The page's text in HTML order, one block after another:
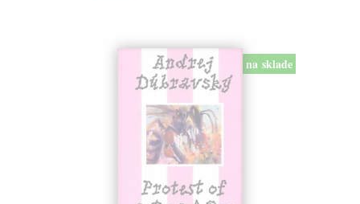
na sklade